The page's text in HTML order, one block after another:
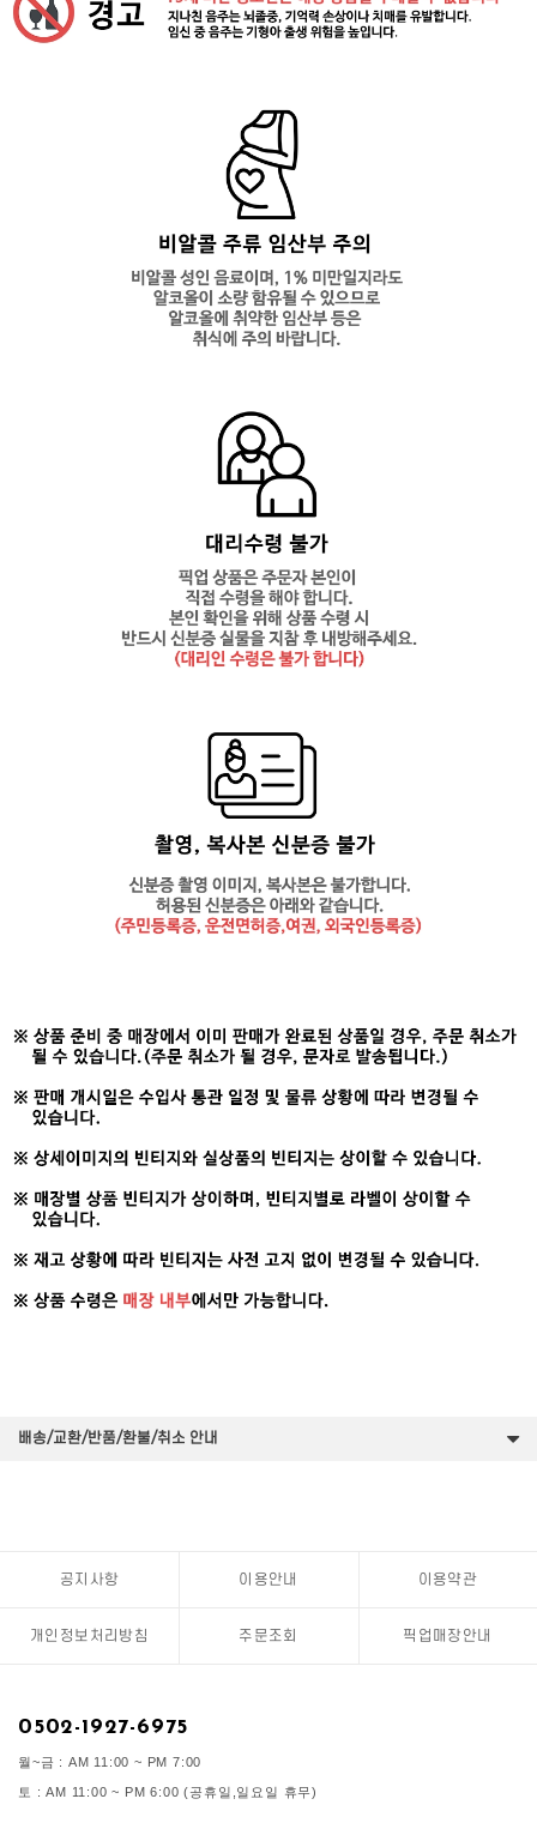
배송/교환/반품/환불/취소 안내
공지사항 이용안내 이용약관
개인정보처리방침 주문조회 픽업매장안내
0502-1927-6975
월~금 : AM 11:00 ~ PM 7:00
토 : AM 11:00 ~ PM 6:00 (공휴일,일요일 휴무)